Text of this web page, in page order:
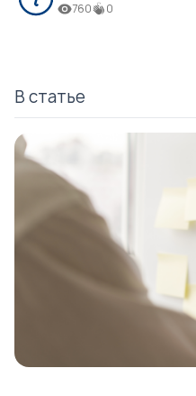
760 0
В статье